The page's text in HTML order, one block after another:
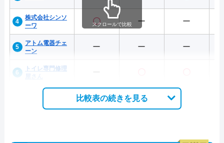
株式会社シンソ
ーワ
〇 ー ー
アトム電器チェ
ーン
ー ー ー
トイレ専門修理
スクロールで比較
比較表の続きを見る